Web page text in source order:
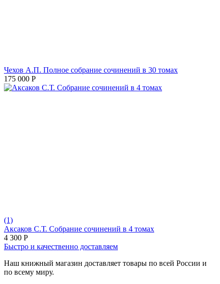
Чехов А.П. Полное собрание сочинений в 30 томах
175 000 Р
(1)
Аксаков С.Т. Собрание сочинений в 4 томах
4 300 Р
Быстро и качественно доставляем
Наш книжный магазин доставляет товары по всей России и
по всему миру.